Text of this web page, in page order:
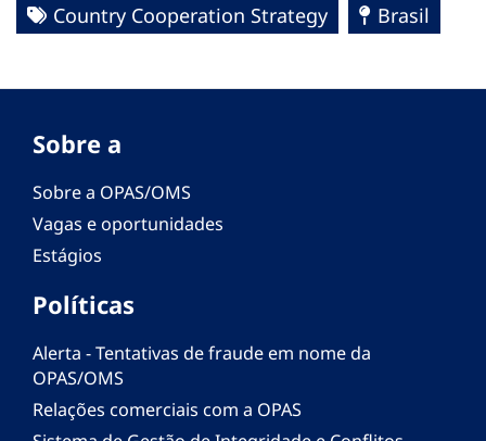
Country Cooperation Strategy
Brasil
Sobre a
Sobre a OPAS/OMS
Vagas e oportunidades
Estágios
Políticas
Alerta - Tentativas de fraude em nome da
OPAS/OMS
Relações comerciais com a OPAS